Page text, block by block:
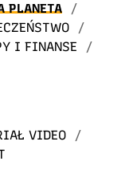
PLANETA
/
/
I FINANSE
/
VIDEO
/